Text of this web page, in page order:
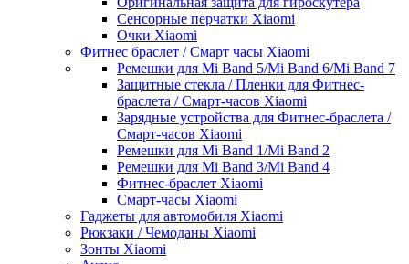
Сенсорные перчатки Xiaomi
Очки Xiaomi
Фитнес браслет / Смарт часы Xiaomi
Ремешки для Mi Band 5/Mi Band 6/Mi Band 7
Защитные стекла / Пленки для Фитнес-
браслета / Смарт-часов Xiaomi
Зарядные устройства для Фитнес-браслета /
Смарт-часов Xiaomi
Ремешки для Mi Band 1/Mi Band 2
Ремешки для Mi Band 3/Mi Band 4
Фитнес-браслет Xiaomi
Смарт-часы Xiaomi
Гаджеты для автомобиля Xiaomi
Рюкзаки / Чемоданы Xiaomi
Зонты Xiaomi